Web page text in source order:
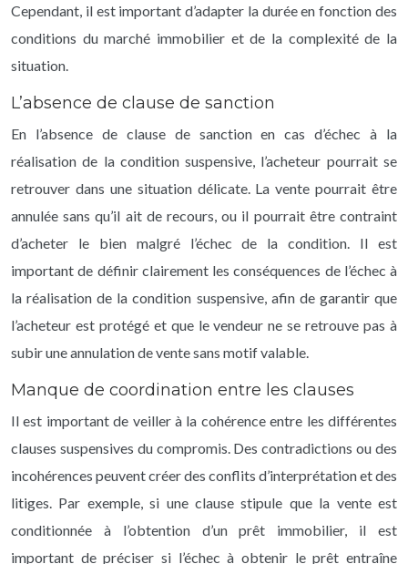
Cependant, il est important d’adapter la durée en fonction des
conditions du marché immobilier et de la complexité de la
situation.
L’absence de clause de sanction
En l’absence de clause de sanction en cas d’échec à la
réalisation de la condition suspensive, l’acheteur pourrait se
retrouver dans une situation délicate. La vente pourrait être
annulée sans qu’il ait de recours, ou il pourrait être contraint
d’acheter le bien malgré l’échec de la condition. Il est
important de définir clairement les conséquences de l’échec à
la réalisation de la condition suspensive, afin de garantir que
l’acheteur est protégé et que le vendeur ne se retrouve pas à
subir une annulation de vente sans motif valable.
Manque de coordination entre les clauses
Il est important de veiller à la cohérence entre les différentes
clauses suspensives du compromis. Des contradictions ou des
incohérences peuvent créer des conflits d’interprétation et des
litiges. Par exemple, si une clause stipule que la vente est
conditionnée à l’obtention d’un prêt immobilier, il est
important de préciser si l’échec à obtenir le prêt entraîne